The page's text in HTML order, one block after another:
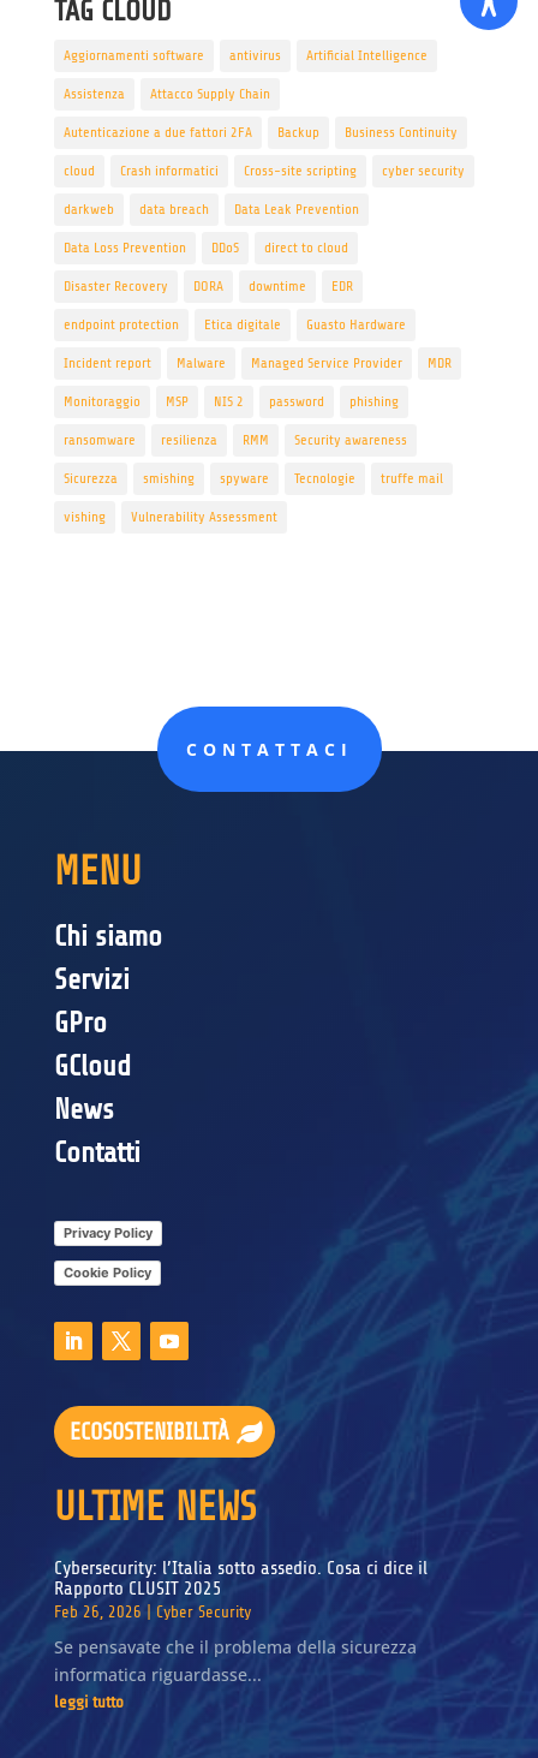
TAG CLOUD
Aggiornamenti software antivirus Artificial Intelligence
Assistenza Attacco Supply Chain
Autenticazione a due fattori 2FA Backup Business Continuity
cloud Crash informatici Cross-site scripting cyber security
darkweb data breach Data Leak Prevention
Data Loss Prevention DDoS direct to cloud
Disaster Recovery DORA downtime EDR
endpoint protection Etica digitale Guasto Hardware
Incident report Malware Managed Service Provider MDR
Monitoraggio MSP NIS 2 password phishing
ransomware resilienza RMM Security awareness
Sicurezza smishing spyware Tecnologie truffe mail
vishing Vulnerability Assessment
CONTATTACI
MENU
Chi siamo
Servizi
GPro
GCloud
News
Contatti
Privacy Policy
Cookie Policy
ECOSOSTENIBILITÀ
ULTIME NEWS
Cybersecurity: l’Italia sotto assedio. Cosa ci dice il
Rapporto CLUSIT 2025
Feb 26, 2026 Cyber Security
Se pensavate che il problema della sicurezza
informatica riguardasse...
leggi tutto